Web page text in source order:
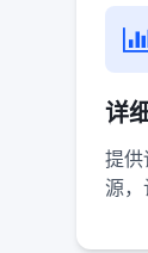
详
提供
源，